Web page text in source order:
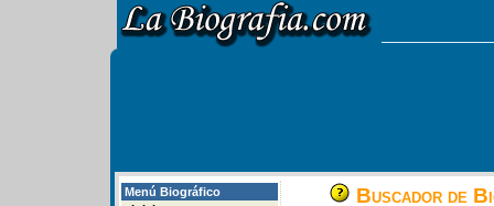
Menú Biográfico
Buscador de